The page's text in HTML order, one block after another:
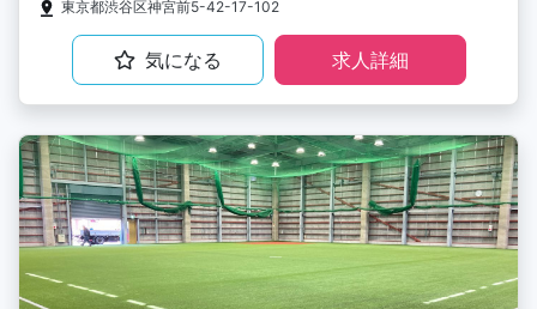
東京都渋谷区神宮前5-42-17-102
気になる 求人詳細